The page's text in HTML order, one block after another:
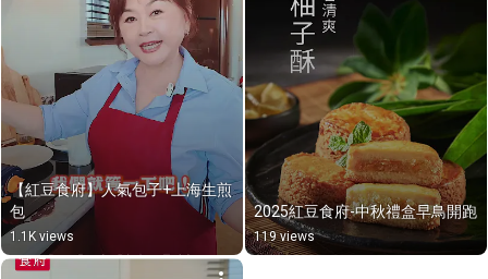
【紅豆食府】人氣包子+上海生煎
包
1.1K views
2025紅豆食府-中秋禮盒早鳥開跑
119 views